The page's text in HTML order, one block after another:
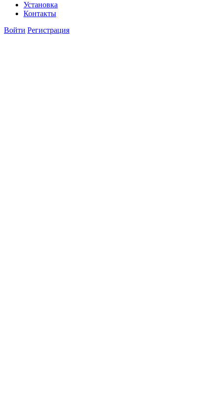
Установка
Контакты
Войти Регистрация